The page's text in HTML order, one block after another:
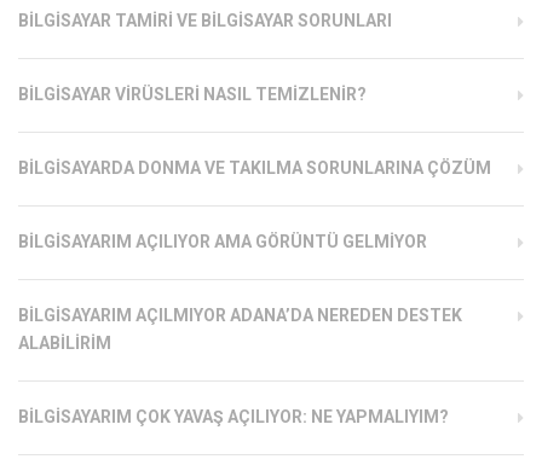
BILGISAYAR TAMIRI VE BILGISAYAR SORUNLARI
BILGISAYAR VIRÜSLERI NASIL TEMIZLENIR?
BILGISAYARDA DONMA VE TAKILMA SORUNLARINA ÇÖZÜM
BILGISAYARIM AÇILIYOR AMA GÖRÜNTÜ GELMIYOR
BILGISAYARIM AÇILMIYOR ADANA’DA NEREDEN DESTEK
ALABILIRIM
BILGISAYARIM ÇOK YAVAŞ AÇILIYOR: NE YAPMALIYIM?